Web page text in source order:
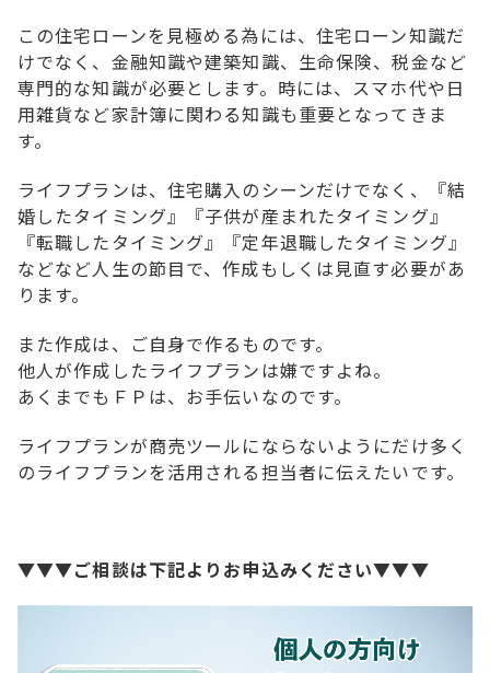
この住宅ローンを見極める為には、住宅ローン知識だ
けでなく、金融知識や建築知識、生命保険、税金など
専門的な知識が必要とします。時には、スマホ代や日
用雑貨など家計簿に関わる知識も重要となってきま
す。
ライフプランは、住宅購入のシーンだけでなく、『結
婚したタイミング』『子供が産まれたタイミング』
『転職したタイミング』『定年退職したタイミング』
などなど人生の節目で、作成もしくは見直す必要があ
ります。
また作成は、ご自身で作るものです。
他人が作成したライフプランは嫌ですよね。
あくまでもＦＰは、お手伝いなのです。
ライフプランが商売ツールにならないようにだけ多く
のライフプランを活用される担当者に伝えたいです。
▼▼▼ご相談は下記よりお申込みください▼▼▼